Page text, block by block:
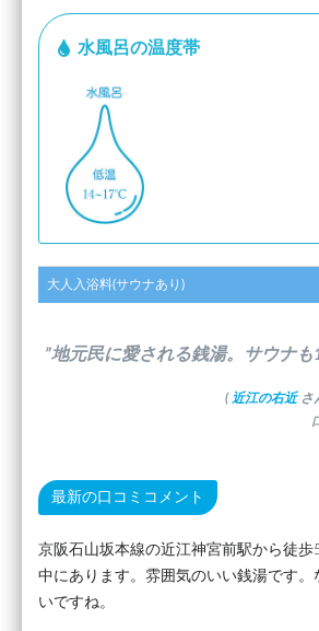
水風呂の温度帯
大人入浴料(サウナあり)
”地元民に愛される銭湯。サウナも
( 近江の右近 さ
最新の口コミコメント
京阪石山坂本線の近江神宮前駅から徒歩
中にあります。雰囲気のいい銭湯です。
いですね。